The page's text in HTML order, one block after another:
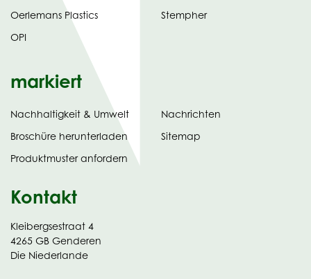
Oerlemans Plastics
OPI
Stempher
markiert
Nachhaltigkeit & Umwelt
Broschüre herunterladen
in
new
Produktmuster anfordern
Nachrichten
Sitemap
Kontakt
Kleibergsestraat 4
4265 GB Genderen
Die Niederlande